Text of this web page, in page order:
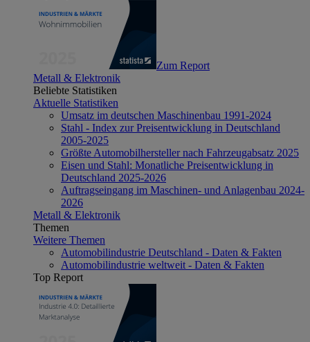
Zum Report
Metall & Elektronik
Beliebte Statistiken
Aktuelle Statistiken
Umsatz im deutschen Maschinenbau 1991-2024
Stahl - Index zur Preisentwicklung in Deutschland
2005-2025
Größte Automobilhersteller nach Fahrzeugabsatz 2025
Eisen und Stahl: Monatliche Preisentwicklung in
Deutschland 2025-2026
Auftragseingang im Maschinen- und Anlagenbau 2024-
2026
Metall & Elektronik
Themen
Weitere Themen
Automobilindustrie Deutschland - Daten & Fakten
Automobilindustrie weltweit - Daten & Fakten
Top Report